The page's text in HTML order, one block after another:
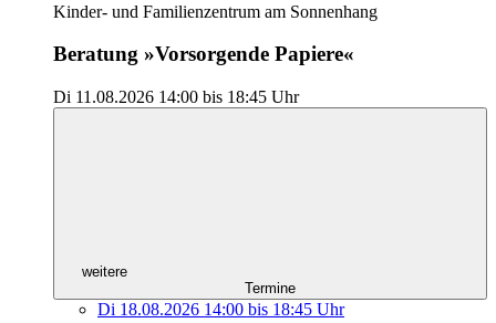
Kinder- und Familienzentrum am Sonnenhang
Beratung »Vorsorgende Papiere«
Di 11.08.2026 14:00 bis 18:45 Uhr
weitere
Termine
Di 18.08.2026 14:00 bis 18:45 Uhr